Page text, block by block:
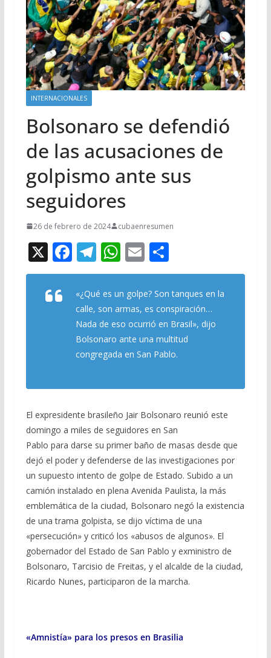
INTERNACIONALES
Bolsonaro se defendió
de las acusaciones de
golpismo ante sus
seguidores
26 de febrero de 2024 cubaenresumen
X F
ac
e
b
o
o
T
el
e
gr
a
m
W
h
at
s
A
p
E
m
ai
l
C
o
m
p
ar
ti
«¿Qué es un golpe? Son tanques en la
calle, son armas, es conspiración…
Nada de eso ocurrió en Brasil», dijo
Bolsonaro ante una multitud
congregada en San Pablo.
El expresidente brasileño Jair Bolsonaro reunió este
domingo a miles de seguidores en San
Pablo para darse su primer baño de masas desde que
dejó el poder y defenderse de las investigaciones por
un supuesto intento de golpe de Estado. Subido a un
camión instalado en plena Avenida Paulista, la más
emblemática de la ciudad, Bolsonaro negó la existencia
de una trama golpista, se dijo víctima de una
«persecución» y criticó los «abusos de algunos». El
gobernador del Estado de San Pablo y exministro de
Bolsonaro, Tarcisio de Freitas, y el alcalde de la ciudad,
Ricardo Nunes, participaron de la marcha.
«Amnistía» para los presos en Brasilia